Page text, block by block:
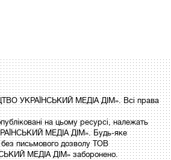
УКРАЇНСЬКИЙ МЕДІА ДІМ». Всі права
на цьому ресурсі, належать
МЕДІА ДІМ». Будь-яке
без письмового дозволу ТОВ
МЕДІА ДІМ» заборонено.